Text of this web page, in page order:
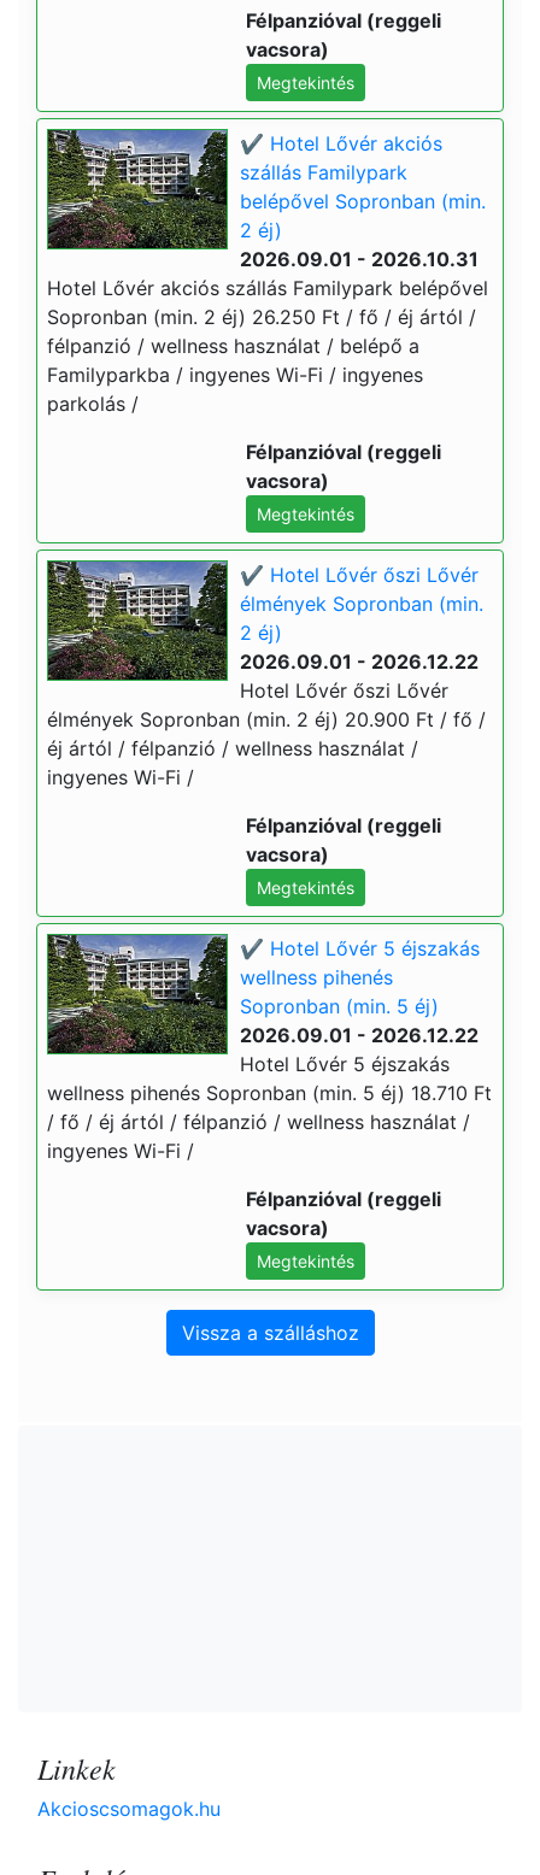
Félpanzióval (reggeli
vacsora)
Megtekintés
✔️ Hotel Lővér akciós
szállás Familypark
belépővel Sopronban (min.
2 éj)
2026.09.01 - 2026.10.31
Hotel Lővér akciós szállás Familypark belépővel
Sopronban (min. 2 éj) 26.250 Ft / fő / éj ártól /
félpanzió / wellness használat / belépő a
Familyparkba / ingyenes Wi-Fi / ingyenes
parkolás /
Félpanzióval (reggeli
vacsora)
Megtekintés
✔️ Hotel Lővér őszi Lővér
élmények Sopronban (min.
2 éj)
2026.09.01 - 2026.12.22
Hotel Lővér őszi Lővér
élmények Sopronban (min. 2 éj) 20.900 Ft / fő /
éj ártól / félpanzió / wellness használat /
ingyenes Wi-Fi /
Félpanzióval (reggeli
vacsora)
Megtekintés
✔️ Hotel Lővér 5 éjszakás
wellness pihenés
Sopronban (min. 5 éj)
2026.09.01 - 2026.12.22
Hotel Lővér 5 éjszakás
wellness pihenés Sopronban (min. 5 éj) 18.710 Ft
/ fő / éj ártól / félpanzió / wellness használat /
ingyenes Wi-Fi /
Félpanzióval (reggeli
vacsora)
Megtekintés
Vissza a szálláshoz
Linkek
Akcioscsomagok.hu